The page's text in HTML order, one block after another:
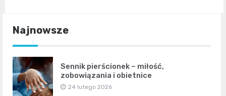
Najnowsze
Sennik pierścionek – miłość,
zobowiązania i obietnice
24 lutego 2026